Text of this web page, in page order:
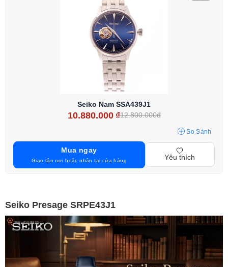
Seiko Nam SSA439J1
10.880.000 ₫12.800.000đ
So Sánh
Mua ngay
Giao tận nơi hoặc nhận tại cửa hàng Yêu thích
Seiko Presage SRPE43J1